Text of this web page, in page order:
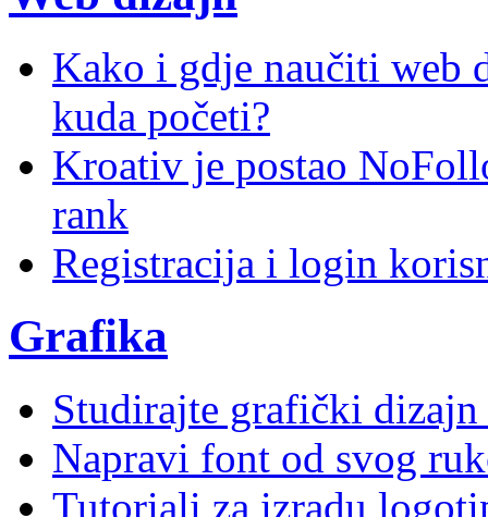
Kako i gdje naučiti web
kuda početi?
Kroativ je postao
rank
Registracija i login
Grafika
Studirajte grafički dizajn
Napravi font od svog
Tutoriali za izradu